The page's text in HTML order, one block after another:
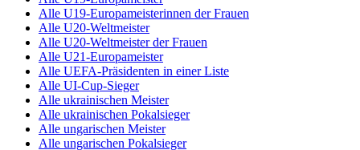
Alle U19-Europameisterinnen der Frauen
Alle U20-Weltmeister
Alle U20-Weltmeister der Frauen
Alle U21-Europameister
Alle UEFA-Präsidenten in einer Liste
Alle UI-Cup-Sieger
Alle ukrainischen Meister
Alle ukrainischen Pokalsieger
Alle ungarischen Meister
Alle ungarischen Pokalsieger